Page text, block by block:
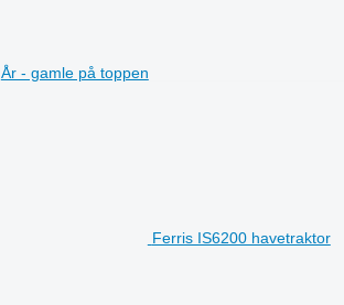
År - gamle på toppen
Ferris IS6200 havetraktor